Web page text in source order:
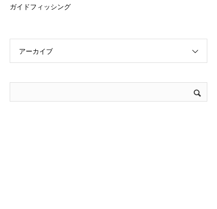
ガイドフィッシング
アーカイブ